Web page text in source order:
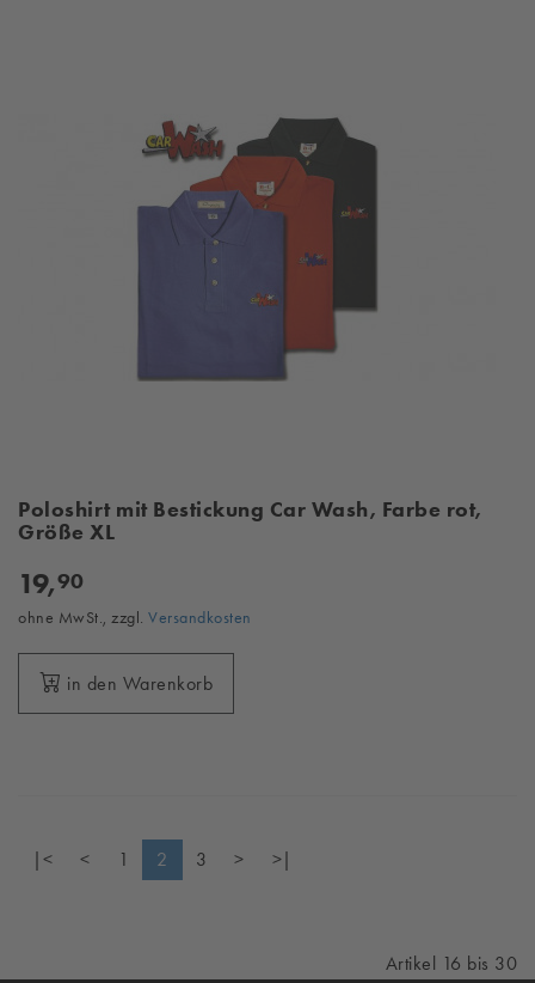
Poloshirt mit Bestickung Car Wash, Farbe rot,
Größe XL
19,90
ohne MwSt., zzgl. Versandkosten
in den Warenkorb
|< < 1 2 3 > >|
Artikel 16 bis 30